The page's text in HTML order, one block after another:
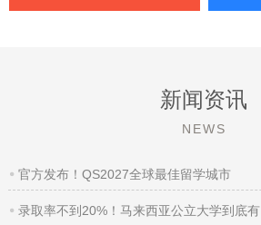
新闻资讯
NEWS
官方发布！QS2027全球最佳留学城市
录取率不到20%！马来西亚公立大学到底有